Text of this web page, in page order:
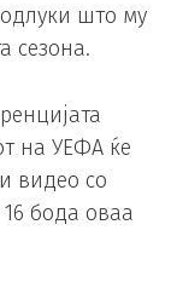
што му
сезона.
на УЕФА ќе
видео со
бода оваа